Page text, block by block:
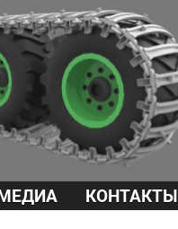
КОНТАКТЫ